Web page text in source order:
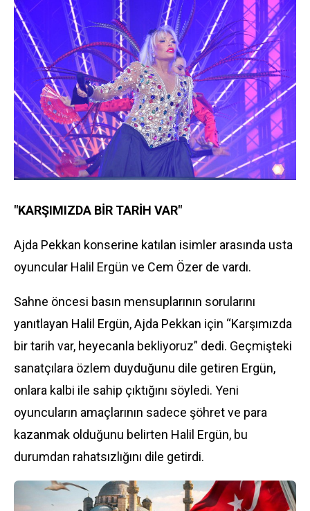
"KARŞIMIZDA BİR TARİH VAR"
Ajda Pekkan konserine katılan isimler arasında usta
oyuncular Halil Ergün ve Cem Özer de vardı.
Sahne öncesi basın mensuplarının sorularını
yanıtlayan Halil Ergün, Ajda Pekkan için “Karşımızda
bir tarih var, heyecanla bekliyoruz” dedi. Geçmişteki
sanatçılara özlem duyduğunu dile getiren Ergün,
onlara kalbi ile sahip çıktığını söyledi. Yeni
oyuncuların amaçlarının sadece şöhret ve para
kazanmak olduğunu belirten Halil Ergün, bu
durumdan rahatsızlığını dile getirdi.